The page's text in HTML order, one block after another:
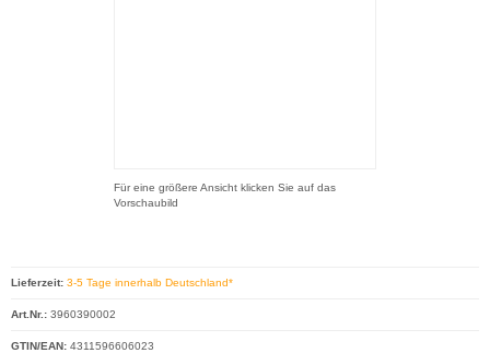
Für eine größere Ansicht klicken Sie auf das
Vorschaubild
Lieferzeit: 3-5 Tage innerhalb Deutschland*
Art.Nr.: 3960390002
GTIN/EAN: 4311596606023